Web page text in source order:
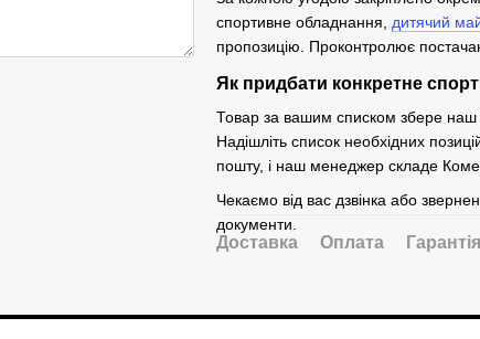
спортивне обладнання, дитячий
пропозицію. Проконтролює
Як придбати конкретне
Товар за вашим списком збере наш
Надішліть список необхідних
пошту, і наш менеджер складе
Чекаємо від вас дзвінка або
документи.
Доставка Оплата Гарантія